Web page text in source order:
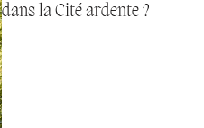
dans la Cité ardente ?